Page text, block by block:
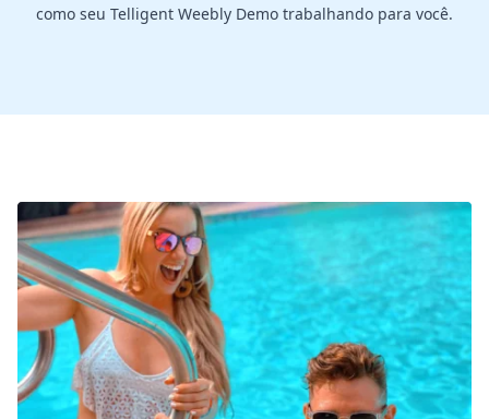
como seu Telligent Weebly Demo trabalhando para você.